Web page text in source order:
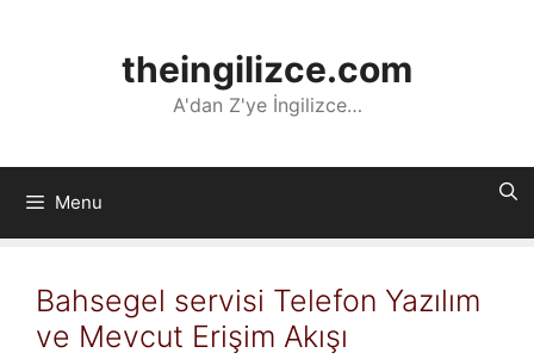
theingilizce.com
A'dan Z'ye İngilizce…
Menu
Bahsegel servisi Telefon Yazılım
ve Mevcut Erişim Akışı